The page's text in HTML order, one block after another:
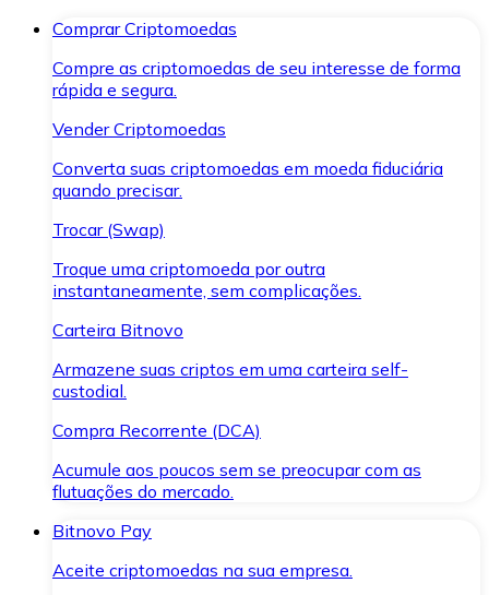
Comprar Criptomoedas
Compre as criptomoedas de seu interesse de forma
rápida e segura.
Vender Criptomoedas
Converta suas criptomoedas em moeda fiduciária
quando precisar.
Trocar (Swap)
Troque uma criptomoeda por outra
instantaneamente, sem complicações.
Carteira Bitnovo
Armazene suas criptos em uma carteira self-
custodial.
Compra Recorrente (DCA)
Acumule aos poucos sem se preocupar com as
flutuações do mercado.
Bitnovo Pay
Aceite criptomoedas na sua empresa.